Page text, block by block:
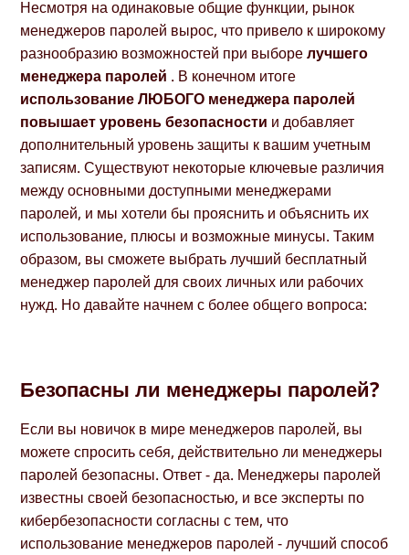
Несмотря на одинаковые общие функции, рынок
менеджеров паролей вырос, что привело к широкому
разнообразию возможностей при выборелучшего
менеджера паролей . В конечном итоге
использование ЛЮБОГО менеджера паролей
повышает уровень безопасности и добавляет
дополнительный уровень защиты к вашим учетным
записям. Существуют некоторые ключевые различия
между основными доступными менеджерами
паролей, и мы хотели бы прояснить и объяснить их
использование, плюсы и возможные минусы. Таким
образом, вы сможете выбрать лучший бесплатный
менеджер паролей для своих личных или рабочих
нужд. Но давайте начнем с более общего вопроса:
Безопасны ли менеджеры паролей?
Если вы новичок в мире менеджеров паролей, вы
можете спросить себя, действительно ли менеджеры
паролей безопасны. Ответ - да. Менеджеры паролей
известны своей безопасностью, и все эксперты по
кибербезопасности согласны с тем, что
использование менеджеров паролей - лучший способ